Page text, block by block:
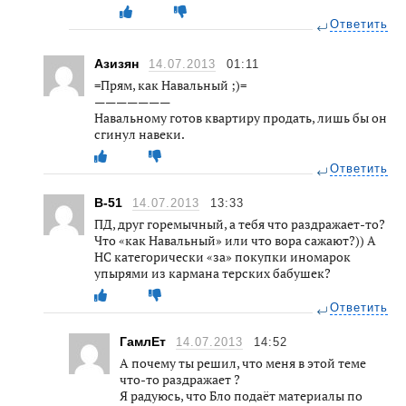
Ответить
Азизян 14.07.2013 01:11
=Прям, как Навальный ;)=
———————
Навальному готов квартиру продать, лишь бы он
сгинул навеки.
Ответить
В-51 14.07.2013 13:33
ПД, друг горемычный, а тебя что раздражает-то?
Что «как Навальный» или что вора сажают?)) А
НС категорически «за» покупки иномарок
упырями из кармана терских бабушек?
Ответить
ГамлЕт 14.07.2013 14:52
А почему ты решил, что меня в этой теме
что-то раздражает ?
Я радуюсь, что Бло подаёт материалы по